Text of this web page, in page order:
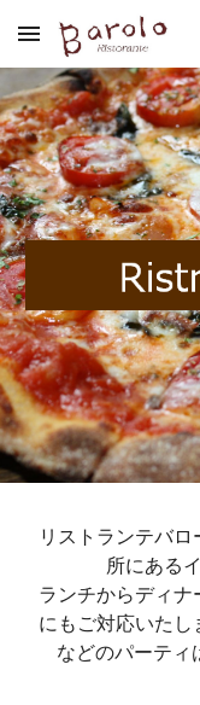
Skip to main content
リストランテバ
所にある
ランチからディ
にもご対応いた
などのパーティ